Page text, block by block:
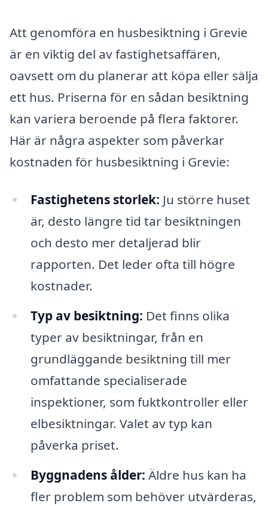
Att genomföra en husbesiktning i Grevie
är en viktig del av fastighetsaffären,
oavsett om du planerar att köpa eller sälja
ett hus. Priserna för en sådan besiktning
kan variera beroende på flera faktorer.
Här är några aspekter som påverkar
kostnaden för husbesiktning i Grevie:
Fastighetens storlek: Ju större huset
är, desto längre tid tar besiktningen
och desto mer detaljerad blir
rapporten. Det leder ofta till högre
kostnader.
Typ av besiktning: Det finns olika
typer av besiktningar, från en
grundläggande besiktning till mer
omfattande specialiserade
inspektioner, som fuktkontroller eller
elbesiktningar. Valet av typ kan
påverka priset.
Byggnadens ålder: Äldre hus kan ha
fler problem som behöver utvärderas,